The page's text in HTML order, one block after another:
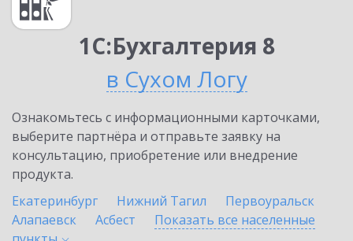
1С:Бухгалтерия 8
в Сухом Логу
Ознакомьтесь с информационными карточками,
выберите партнёра и отправьте заявку на
консультацию, приобретение или внедрение
продукта.
Екатеринбург
Нижний Тагил
Первоуральск
Алапаевск
Асбест
Показать все населенные